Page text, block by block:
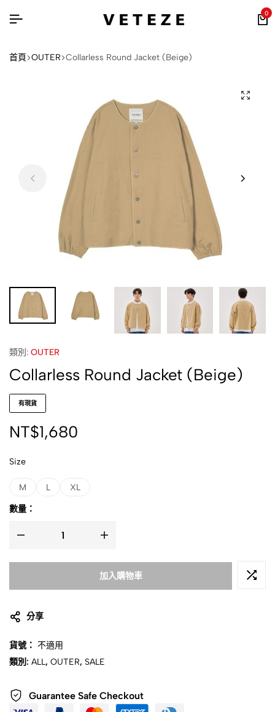
0
首頁 OUTER Collarless Round Jacket (Beige)
類別: OUTER
Collarless Round Jacket (Beige)
有現貨
NT$1,680
Size
M L XL
數量：
加入購物車
分享
貨號： 不適用
類別: ALL, OUTER, SALE
Guarantee Safe Checkout